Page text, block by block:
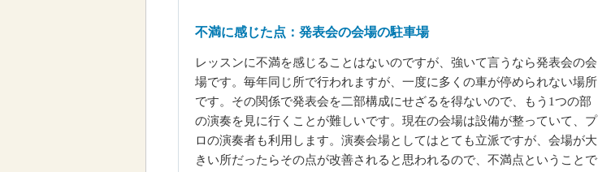
不満に感じた点：発表会の会場の駐車場
レッスンに不満を感じることはないのですが、強いて言うなら発表会の会
場です。毎年同じ所で行われますが、一度に多くの車が停められない場所
です。その関係で発表会を二部構成にせざるを得ないので、もう1つの部
の演奏を見に行くことが難しいです。現在の会場は設備が整っていて、プ
ロの演奏者も利用します。演奏会場としてはとても立派ですが、会場が大
きい所だったらその点が改善されると思われるので、不満点ということで